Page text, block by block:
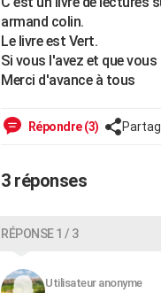
armand colin.
Le livre est Vert.
Si vous l'avez et que
Merci d'avance à tous
Répondre (3)
3 réponses
RÉPONSE 1 / 3
Utilisateur anonyme